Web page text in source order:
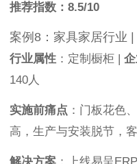
推荐指数：8.5/10
案例8：家具家居行业
行业属性 ：定制橱柜 |
140人
实施前痛点 ：门板花色
高，生产与安装脱节，